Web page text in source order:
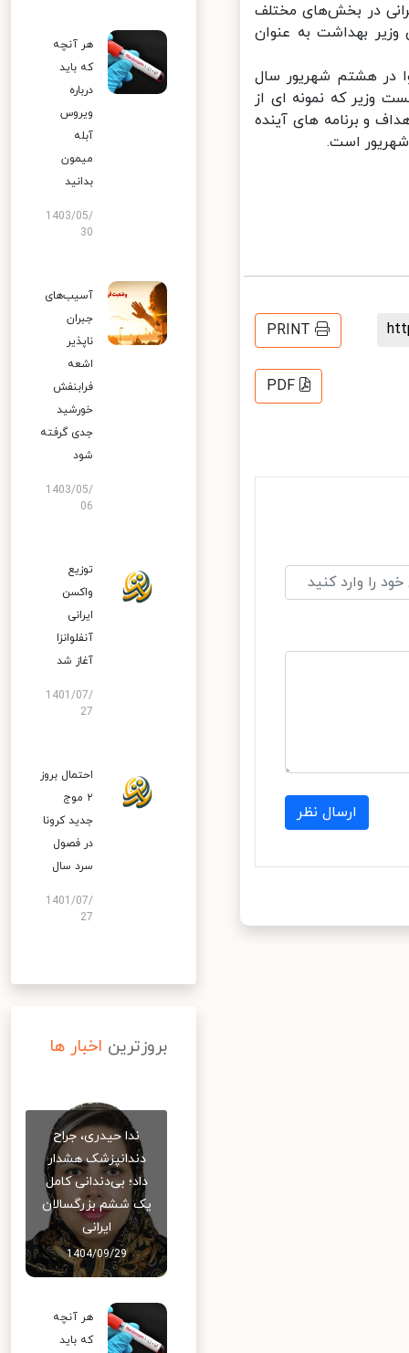
در بخش‌های مختلف
بهداشت به عنوان
در هشتم شهریور سال
وزیر که نمونه ای از
و برنامه های آینده
است.
PRINT
PDF
ارسال نظر
هر آنچه
که باید
درباره
ویروس
آبله
میمون
بدانید
1403/05/
30
آسیب‌های
جبران
ناپذیر
اشعه
فرابنفش
خورشید
جدی گرفته
شود
1403/05/
06
توزیع
واکسن
ایرانی
آنفلوانزا
آغاز شد
1401/07/
27
احتمال بروز
۲ موج
جدید کرونا
در فصول
سرد سال
1401/07/
27
بروزترین اخبار ها
ندا حیدری، جراح
دندانپزشک هشدار
داد؛ بی‌دندانی کامل
یک ششم بزرگسالان
ایرانی
1404/09/29
هر آنچه
که باید